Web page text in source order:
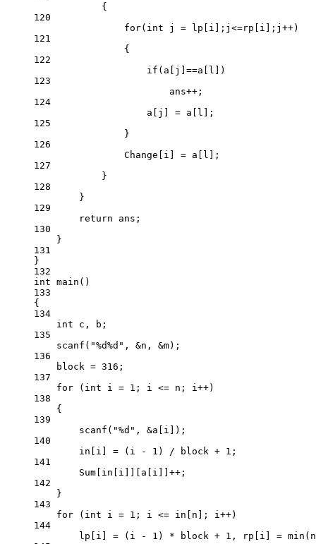
{
120
for( int j = lp[i];j <=rp[i];j ++)
121
{
122
if (a[j] ==a[l])
123
ans++ ;
124
a[j] = a[l];
125
}
126
Change[i] = a[l];
127
}
128
}
129
return ans;
130
}
131
}
132
int main ()
133
{
134
int c, b;
135
scanf ( "%d%d " , &n, &m);
136
block = 316 ;
137
for ( int i = 1 ; i <= n; i ++)
138
{
139
scanf ( "%d " , &a[i]);
140
in[i] = (i - 1 ) / block + 1 ;
141
Sum[in[i]][a[i]] ++ ;
142
}
143
for ( int i = 1 ; i <= in[n]; i ++)
144
lp[i] = (i - 1 ) * block + 1 , rp[i] = min